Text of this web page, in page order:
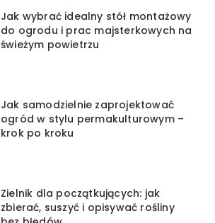
Jak wybrać idealny stół montażowy
do ogrodu i prac majsterkowych na
świeżym powietrzu
Jak samodzielnie zaprojektować
ogród w stylu permakulturowym –
krok po kroku
Zielnik dla początkujących: jak
zbierać, suszyć i opisywać rośliny